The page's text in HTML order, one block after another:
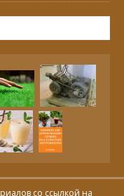
со ссылкой на